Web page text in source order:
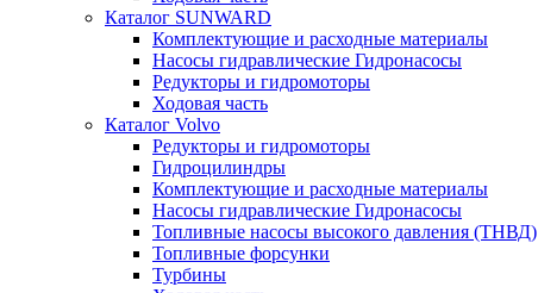
Каталог SUNWARD
Комплектующие и расходные материалы
Насосы гидравлические Гидронасосы
Редукторы и гидромоторы
Ходовая часть
Каталог Volvo
Редукторы и гидромоторы
Гидроцилиндры
Комплектующие и расходные материалы
Насосы гидравлические Гидронасосы
Топливные насосы высокого давления (ТНВД)
Топливные форсунки
Турбины